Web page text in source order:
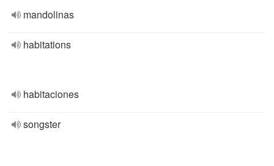
mandolinas
habitations
habitaciones
songster